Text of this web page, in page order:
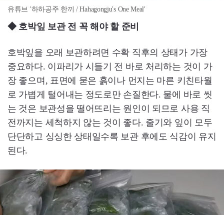
유튜브 '하하공주 한끼 / Hahagongju's One Meal'
◆ 호박잎 보관 전 꼭 해야 할 준비
호박잎을 오래 보관하려면 수확 직후의 상태가 가장
중요하다. 이파리가 시들기 전 바로 처리하는 것이 가
장 좋으며, 표면에 묻은 흙이나 먼지는 마른 키친타월
로 가볍게 털어내는 정도로만 손질한다. 물에 바로 씻
는 것은 보관성을 떨어뜨리는 원인이 되므로 사용 직
전까지는 세척하지 않는 것이 좋다. 줄기와 잎이 모두
단단하고 싱싱한 상태일수록 보관 후에도 식감이 유지
된다.